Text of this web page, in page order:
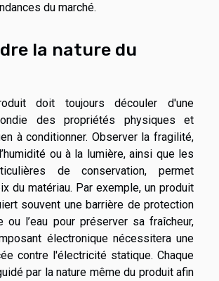
du marché.
la nature du
doit toujours découler d'une
des propriétés physiques et
à conditionner. Observer la fragilité,
ou à la lumière, ainsi que les
de conservation, permet
du matériau. Par exemple, un produit
souvent une barrière de protection
ou l’eau pour préserver sa fraîcheur,
électronique nécessitera une
contre l'électricité statique. Chaque
par la nature même du produit afin